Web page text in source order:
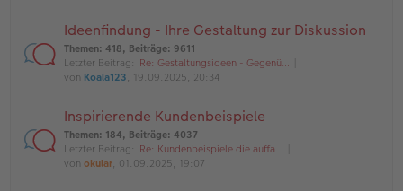
Ideenfindung - Ihre Gestaltung zur Diskussion
Themen: 418, Beiträge: 9611
Letzter Beitrag: Re: Gestaltungsideen - Gegenü…
von Koala123, 19.09.2025, 20:34
Inspirierende Kundenbeispiele
Themen: 184, Beiträge: 4037
Letzter Beitrag: Re: Kundenbeispiele die auffa…
von okular, 01.09.2025, 19:07